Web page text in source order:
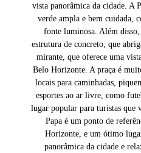
vista panorâmica da cidade. A
verde ampla e bem cuidada,
fonte luminosa. Além
estrutura de concreto, que
mirante, que oferece uma
Belo Horizonte. A praça é
locais para caminhadas,
esportes ao ar livre, como
lugar popular para turistas que
Papa é um ponto de
Horizonte, e um ótimo
panorâmica da cidade e